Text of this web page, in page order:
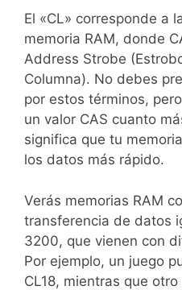
El «CL» corresponde a
memoria RAM, donde
Address Strobe
Columna). No debes
por estos términos,
un valor CAS cuanto
significa que tu
los datos más rápido.
Verás memorias RAM
transferencia de datos
3200, que vienen con
Por ejemplo, un juego
CL18, mientras que